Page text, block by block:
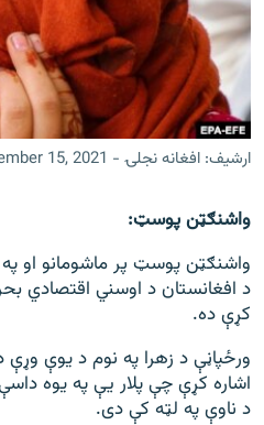
اړیکه
دري پاڼه
Azadi English
راسره ملګري شئ
د ازادې اروپا/ ازادي راډيو ټولې
ارشیف: افغانه نجلۍ - September 15, 2021
واشنګټن پوسټ:
واشنګټن پوسټ پر ماشومانو او
د افغانستان د اوسني اقتصادي
کړې ده.
ورځپاڼې د زهرا په نوم د یوې
اشاره کړې چې پلار یې په یوه
د ناوې په لټه کې دی.